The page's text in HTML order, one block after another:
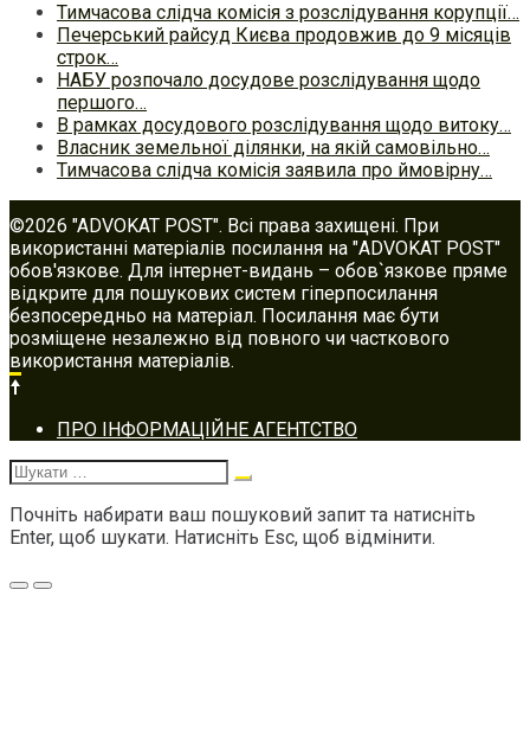
Тимчасова слідча комісія з розслідування корупції…
Печерський райсуд Києва продовжив до 9 місяців
строк…
НАБУ розпочало досудове розслідування щодо
першого…
В рамках досудового розслідування щодо витоку…
Власник земельної ділянки, на якій самовільно…
Тимчасова слідча комісія заявила про ймовірну…
©2026 "ADVOKAT POST". Всі права захищені. При
використанні матеріалів посилання на "ADVOKAT POST"
обов'язкове. Для інтернет-видань – обов`язкове пряме
відкрите для пошукових систем гіперпосилання
безпосередньо на матеріал. Посилання має бути
розміщене незалежно від повного чи часткового
використання матеріалів.
Footer
navigation
ПРО ІНФОРМАЦІЙНЕ АГЕНТСТВО
Шукати:
Почніть набирати ваш пошуковий запит та натисніть
Enter, щоб шукати. Натисніть Esc, щоб відмінити.
Меню